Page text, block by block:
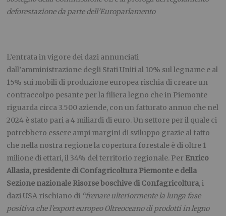
deforestazione da parte dell’Europarlamento
L’entrata in vigore dei dazi annunciati
dall’amministrazione degli Stati Uniti al 10% sul legname e al
15% sui mobili di produzione europea rischia di creare un
contraccolpo pesante per la filiera legno che in Piemonte
riguarda circa 3.500 aziende, con un fatturato annuo che nel
2024 è stato pari a 4 miliardi di euro. Un settore per il quale ci
potrebbero essere ampi margini di sviluppo grazie al fatto
che nella nostra regione la copertura forestale è di oltre 1
milione di ettari, il 34% del territorio regionale. Per Enrico
Allasia, presidente di Confagricoltura Piemonte e della
Sezione nazionale Risorse boschive di Confagricoltura, i
dazi USA rischiano di “frenare ulteriormente la lunga fase
positiva che l’export europeo Oltreoceano di prodotti in legno